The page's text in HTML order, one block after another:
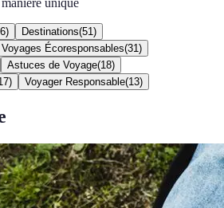
) Destinations(51 )
Voyages Écoresponsables(31 )
Astuces de Voyage(18)
) Voyager Responsable(13)